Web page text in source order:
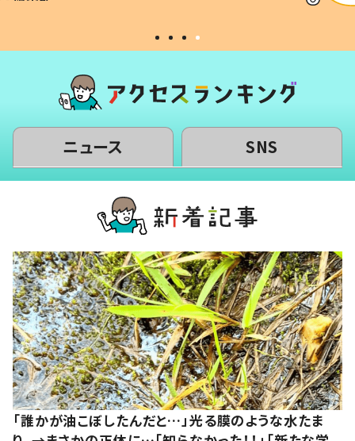
ニュース SNS
「誰かが油こぼしたんだと…」光る膜のような水たま